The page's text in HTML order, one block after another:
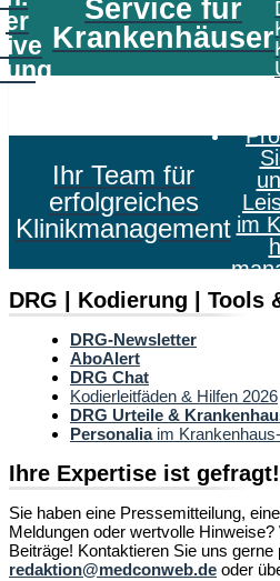
Service für
Krankenhäuser
Ihr Team für
erfolgreiches
Klinikmanagement im
DRG | Kodierung | Tools
DRG-Newsletter
AboAlert
DRG Chat
Kodierleitfäden & Hilfen 2026
DRG Urteile &
Personaliaim
Ihre Expertise ist gefragt!
Sie haben eine Pressemitteilung,
Meldungen oder wertvolle
Beiträge! Kontaktieren Sie uns gerne
redaktion@medconweb.de oder